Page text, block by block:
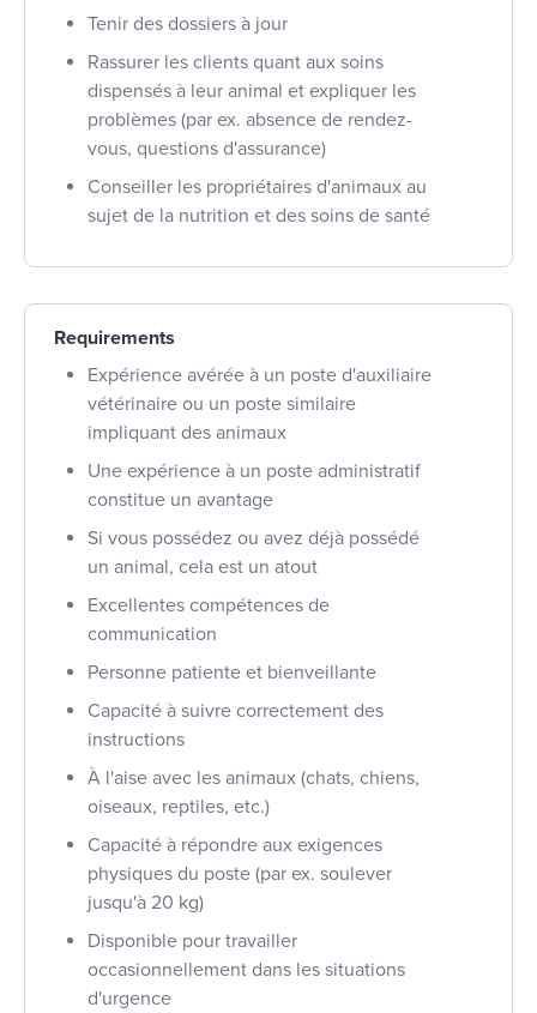
Tenir des dossiers à jour
Rassurer les clients quant aux soins
dispensés à leur animal et expliquer les
problèmes (par ex. absence de rendez-
vous, questions d'assurance)
Conseiller les propriétaires d'animaux au
sujet de la nutrition et des soins de santé
Requirements
Expérience avérée à un poste d'auxiliaire
vétérinaire ou un poste similaire
impliquant des animaux
Une expérience à un poste administratif
constitue un avantage
Si vous possédez ou avez déjà possédé
un animal, cela est un atout
Excellentes compétences de
communication
Personne patiente et bienveillante
Capacité à suivre correctement des
instructions
À l'aise avec les animaux (chats, chiens,
oiseaux, reptiles, etc.)
Capacité à répondre aux exigences
physiques du poste (par ex. soulever
jusqu'à 20 kg)
Disponible pour travailler
occasionnellement dans les situations
d'urgence